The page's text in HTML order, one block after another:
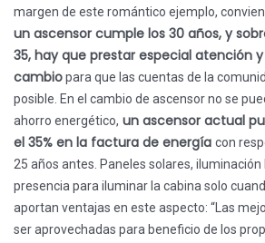
margen de este romántico ejemplo,
un ascensor cumple los 30 años, y
35, hay que prestar especial atención
cambiopara que las cuentas de la
posible. En el cambio de ascensor no se
ahorro energético, un ascensor actual
el 35% en la factura de energía con
25 años antes. Paneles solares, iluminación
presencia para iluminar la cabina solo
aportan ventajas en este aspecto: “Las
ser aprovechadas para beneficio de los